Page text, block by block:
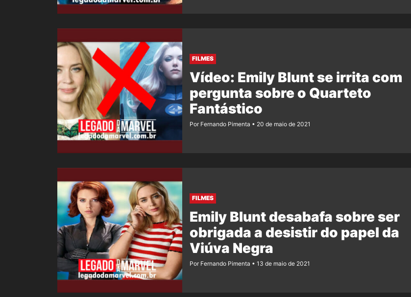
FILMES
Vídeo: Emily Blunt se irrita com
pergunta sobre o Quarteto
Fantástico
Por Fernando Pimenta 20 de maio de 2021
FILMES
Emily Blunt desabafa sobre ser
obrigada a desistir do papel da
Viúva Negra
Por Fernando Pimenta 13 de maio de 2021